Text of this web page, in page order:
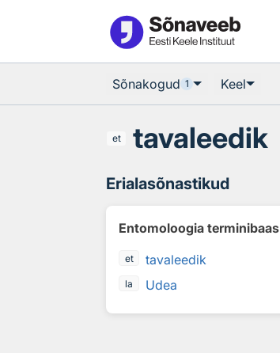
Sõnakogud 1 Keel
et tavaleedik
Erialasõnastikud
Entomoloogia terminibaas
et tavaleedik
la Udea